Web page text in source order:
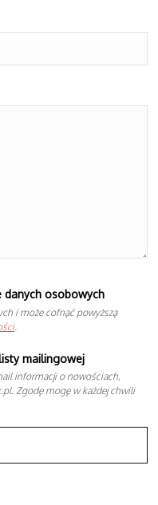
danych osobowych
i może cofnąć powyższą
.
mailingowej
informacji o nowościach,
Zgodę mogę w każdej chwili